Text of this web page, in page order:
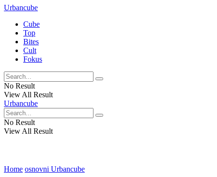
Urbancube
Cube
Top
Bites
Cult
Fokus
No Result
View All Result
Urbancube
No Result
View All Result
Home osnovni Urbancube